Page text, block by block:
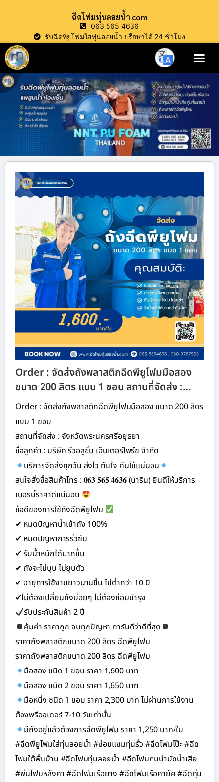
ฉีดโฟมทุ่นลอยน้ำ.com
063 565 4636
รับฉีดพียูโฟมใส่ทุ่นลอยน้ำ ปรึกษาได้ 24 ชั่วโมง
Order : จัดส่งถังพลาสติกฉีดพียูโฟมมือสอง
ขนาด 200 ลิตร แบบ 1 ขอบ สถานที่จัดส่ง :…
Order : จัดส่งถังพลาสติกฉีดพียูโฟมมือสอง ขนาด 200 ลิตร
แบบ 1 ขอบ
สถานที่จัดส่ง : จังหวัดพระนครศรีอยุธยา
ชื่อลูกค้า : บริษัท รีวอลูชั่น เอ็นเตอร์ไพร์ช จำกัด
บริการจัดส่งทุกวัน ส่งไว ทันใจ ทันใช้แน่นอน
สนใจสั่งซื้อสินค้าโทร : 𝟎𝟔𝟑 𝟓𝟔𝟓 𝟒𝟔𝟑𝟔 (นาริน) ยินดีให้บริการ
เบอร์นี้ราคาดีแน่นอน
ข้อดีของการใช้ถังฉีดพียูโฟม
✔ หมดปัญหาน้ำเข้าถัง 100%
✔ หมดปัญหาการรั่วซึม
✔ รับน้ำหนักได้มากขึ้น
✔ ถังจะไม่บุบ ไม่ยุบตัว
✔ อายุการใช้งานยาวนานขึ้น ไม่ต่ำกว่า 10 ปี
✔ไม่ต้องเปลี่ยนถังบ่อยๆ ไม่ต้องซ่อมบำรุง
รับประกันสินค้า 2 ปี
คุ้มค่า ราคาถูก จบทุกปัญหา การันตีว่าดีที่สุด
ราคาถังพลาสติกขนาด 200 ลิตร ฉีดพียูโฟม
ราคาถังพลาสติกขนาด 200 ลิตร ฉีดพียูโฟม
มือสอง ชนิด 1 ขอบ ราคา 1,600 บาท
มือสอง ชนิด 2 ขอบ ราคา 1,650 บาท
มือหนึ่ง ชนิด 1 ขอบ ราคา 2,300 บาท ไม่ผ่านการใช้งาน
ต้องพรีออเดอร์ 7-10 วันเท่านั้น
มีถังอยู่แล้วต้องการฉีดพียูโฟม ราคา 1,250 บาท/ใบ
#ฉีดพียูโฟมใส่ทุ่นลอยน้ำ #ซ่อมแซมทุ่นรั่ว #ฉีดโฟมโป๊ะ #ฉีด
โฟมใต้พื้นบ้าน #ฉีดโฟมทุ่นลอยน้ำ #ฉีดโฟมทุ่นบำบัดน้ำเสีย
#พ่นโฟมหลังคา #ฉีดโฟมเรือยาง #ฉีดโฟมเรือคายัค #ฉีดทุ่น